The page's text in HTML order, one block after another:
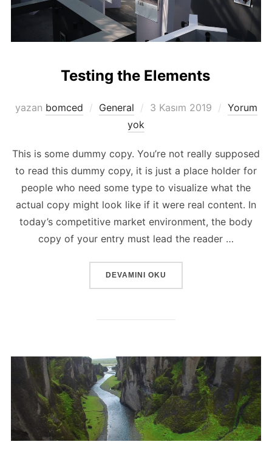
Testing the Elements
yazan bomced General
Yayımlanma
3 Kasım 2019
Yorum
yok
This is some dummy copy. You’re not really supposed
to read this dummy copy, it is just a place holder for
people who need some type to visualize what the
actual copy might look like if it were real content. In
today’s competitive market environment, the body
copy of your entry must lead the reader …
“TESTING THE ELEMENTS”
DEVAMINI OKU